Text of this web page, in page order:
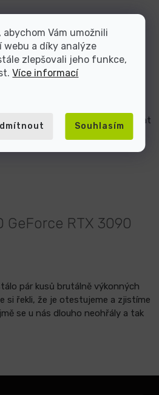
abychom Vám umožnili
webu a díky analýze
zlepšovali jeho funkce,
Více informací
Souhlasím
R4 a R3
věc, proto je naše společnost
Střední průmyslové
v Bruntále, která se nebojí přijímat
GeForce RTX 3090
pár kusů brutálně výkonných
si řekli, že je otestujeme a zjistíme
se u nás dlouho neohřály a tak
v